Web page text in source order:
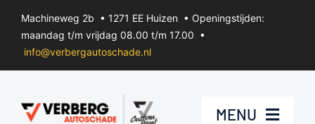
naar
inhoud
Machineweg 2b • 1271 EE Huizen • Openingstijden:
maandag t/m vrijdag 08.00 t/m 17.00 •
info@verbergautoschade.nl
MENU